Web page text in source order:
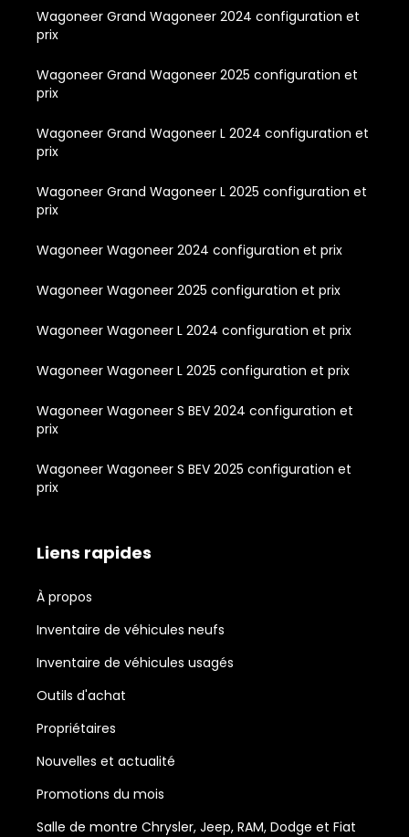
Wagoneer Grand Wagoneer 2024 configuration et
prix
Wagoneer Grand Wagoneer 2025 configuration et
prix
Wagoneer Grand Wagoneer L 2024 configuration et
prix
Wagoneer Grand Wagoneer L 2025 configuration et
prix
Wagoneer Wagoneer 2024 configuration et prix
Wagoneer Wagoneer 2025 configuration et prix
Wagoneer Wagoneer L 2024 configuration et prix
Wagoneer Wagoneer L 2025 configuration et prix
Wagoneer Wagoneer S BEV 2024 configuration et
prix
Wagoneer Wagoneer S BEV 2025 configuration et
prix
Liens rapides
À propos
Inventaire de véhicules neufs
Inventaire de véhicules usagés
Outils d'achat
Propriétaires
Nouvelles et actualité
Promotions du mois
Salle de montre Chrysler, Jeep, RAM, Dodge et Fiat